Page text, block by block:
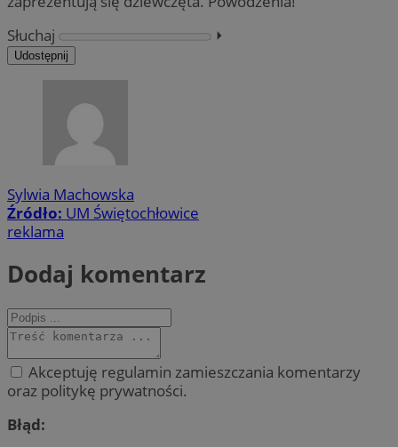
Słuchaj
⏵︎
Udostępnij
Sylwia Machowska
Źródło: UM Świętochłowice
reklama
Dodaj komentarz
Akceptuję regulamin zamieszczania komentarzy
oraz politykę prywatności.
Błąd: